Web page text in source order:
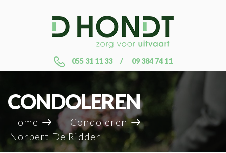
055 31 11 33 09 384 74 11
CONDOLEREN
Home
Condoleren
Norbert De Ridder